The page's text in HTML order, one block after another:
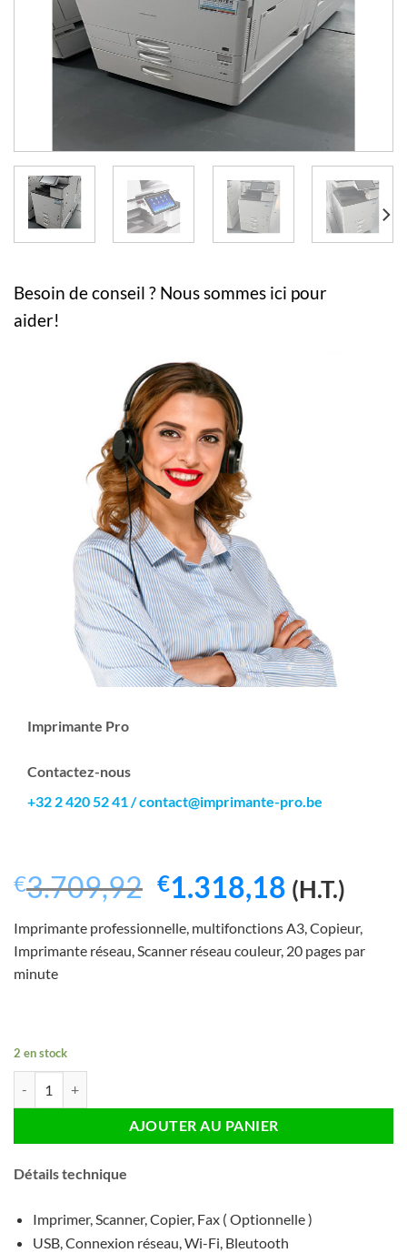
Besoin de conseil ? Nous sommes ici pour
aider!
Imprimante Pro
Contactez-nous
+32 2 420 52 41/contact@imprimante-pro.be
€3.709,92 Le
prix
initial
€1.318,18Le
prix
actuel
(H.T.)
Imprimante professionnelle, multifonctions A3, Copieur,
Imprimante réseau, Scanner réseau couleur, 20 pages par
minute
2 en stock
AJOUTER AU PANIER
Détails technique
Imprimer, Scanner, Copier, Fax ( Optionnelle )
USB, Connexion réseau, Wi-Fi, Bleutooth